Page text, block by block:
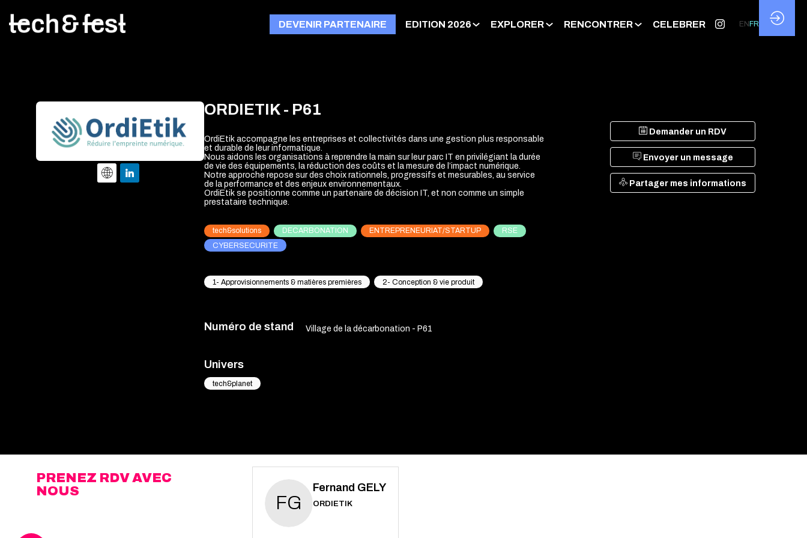
DEVENIR PARTENAIRE EDITION 2026 EXPLORER RENCONTRER CELEBRER EN FR
Demander un RDV
Envoyer un message
Partager mes informations
ORDIETIK - P61
OrdiEtik accompagne les entreprises et collectivités dans une gestion plus responsable
et durable de leur informatique.
Nous aidons les organisations à reprendre la main sur leur parc IT en privilégiant la durée
de vie des équipements, la réduction des coûts et la mesure de l’impact numérique.
Notre approche repose sur des choix rationnels, progressifs et mesurables, au service
de la performance et des enjeux environnementaux.
OrdiEtik se positionne comme un partenaire de décision IT, et non comme un simple
prestataire technique.
tech&solutions DECARBONATION ENTREPRENEURIAT/STARTUP
RSE
CYBERSECURITE
1- Approvisionnements & matières premières 2- Conception & vie produit
Numéro de stand Village de la décarbonation - P61
Univers
tech&planet
PRENEZ RDV AVEC
NOUS
FG
Fernand GELY
ORDIETIK